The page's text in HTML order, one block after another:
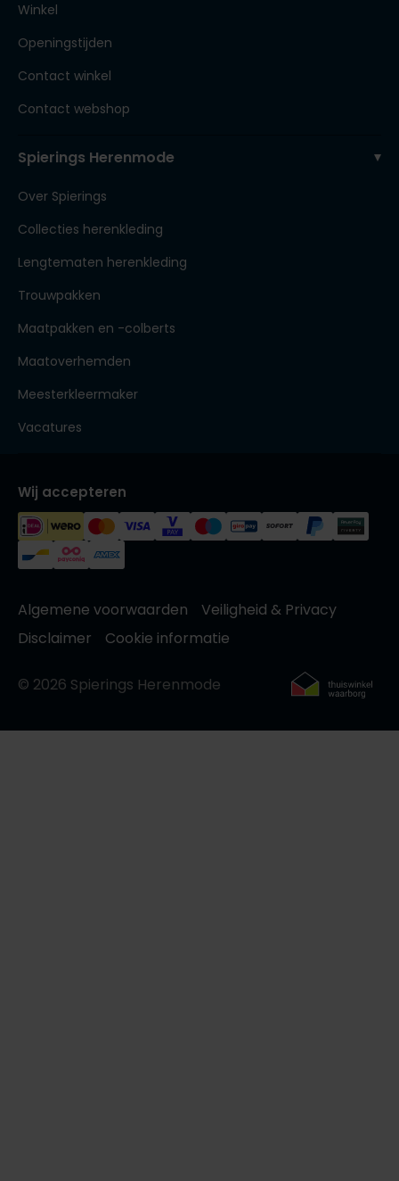
Winkel
Openingstijden
Contact winkel
Contact webshop
Spierings Herenmode
Over Spierings
Collecties herenkleding
Lengtematen herenkleding
Trouwpakken
Maatpakken en -colberts
Maatoverhemden
Meesterkleermaker
Vacatures
Wij accepteren
Algemene voorwaarden
Veiligheid & Privacy
Disclaimer
Cookie informatie
© 2026 Spierings Herenmode